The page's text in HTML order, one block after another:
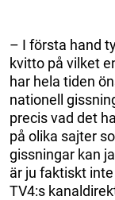
– I första hand
kvitto på vilket
har hela tiden
nationell
precis vad det
på olika sajter
gissningar kan
är ju faktiskt
TV4:s